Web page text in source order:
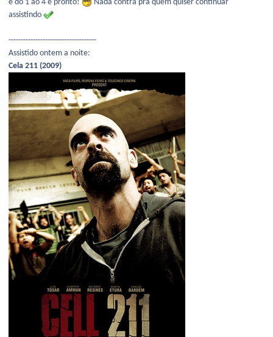
é do 1 ao 4 e pronto!
Nada contra pra quem quiser continuar
assistindo
------------------------------------
Assistido ontem a noite:
Cela 211 (2009)